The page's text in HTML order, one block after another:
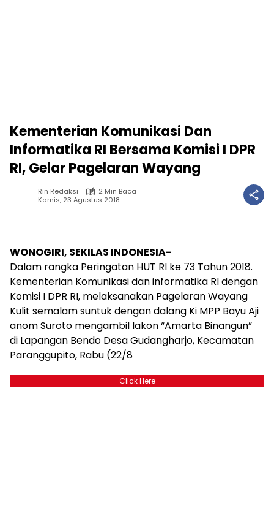
Kementerian Komunikasi Dan
Informatika RI Bersama Komisi I DPR
RI, Gelar Pagelaran Wayang
Rin Redaksi
2 Min Baca
Kamis, 23 Agustus 2018
WONOGIRI, SEKILAS INDONESIA-
Dalam rangka Peringatan HUT RI ke 73 Tahun 2018.
Kementerian Komunikasi dan informatika RI dengan
Komisi I DPR RI, melaksanakan Pagelaran Wayang
Kulit semalam suntuk dengan dalang Ki MPP Bayu Aji
anom Suroto mengambil lakon “Amarta Binangun”
di Lapangan Bendo Desa Gudangharjo, Kecamatan
Paranggupito, Rabu (22/8
Click Here